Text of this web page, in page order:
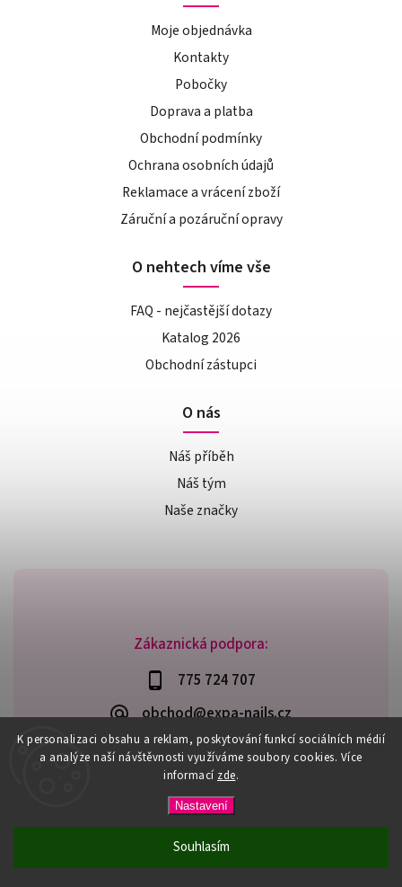
K personalizaci obsahu a reklam, poskytování funkcí sociálních médií
a analýze naší návštěvnosti využíváme soubory cookies. Více
informací zde.
Nastavení
Souhlasím
PŘI NÁKUPU NAD 600,- MÁTE DOPRAVU ZDARMA / DÁREK K
Zákaznická podpora:
775 724 707
obchod@expa-nails.cz
Moje objednávka
Kontakty
Pobočky
Doprava a platba
Obchodní podmínky
Ochrana osobních údajů
Reklamace a vrácení zboží
Záruční a pozáruční opravy
O nehtech víme vše
FAQ - nejčastější dotazy
Katalog 2026
Obchodní zástupci
O nás
Náš příběh
Náš tým
Naše značky
Expanails.cz. Všechna práva vyhrazena.
Upravit nastavení cookies
VytvořilShoptet | Design